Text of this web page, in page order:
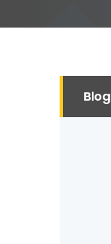
Blog